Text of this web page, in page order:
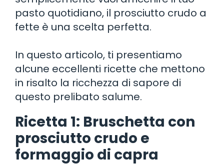
pasto quotidiano, il prosciutto crudo a
fette è una scelta perfetta.
In questo articolo, ti presentiamo
alcune eccellenti ricette che mettono
in risalto la ricchezza di sapore di
questo prelibato salume.
Ricetta 1: Bruschetta con
prosciutto crudo e
formaggio di capra